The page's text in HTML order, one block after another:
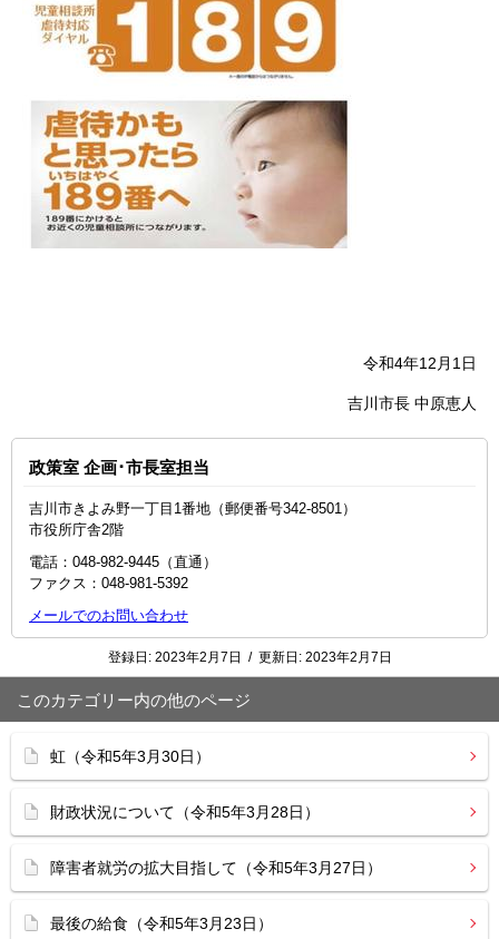
令和4年12月1日
吉川市長 中原恵人
政策室 企画･市長室担当
吉川市きよみ野一丁目1番地（郵便番号342-8501）
市役所庁舎2階
電話：048‐982‐9445（直通）
ファクス：048-981-5392
メールでのお問い合わせ
登録日: 2023年2月7日 / 更新日: 2023年2月7日
このカテゴリー内の他のページ
虹（令和5年3月30日）
財政状況について（令和5年3月28日）
障害者就労の拡大目指して（令和5年3月27日）
最後の給食（令和5年3月23日）